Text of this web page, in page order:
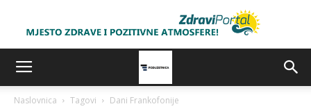
Naslovnica Tagovi Dani Frankofonije